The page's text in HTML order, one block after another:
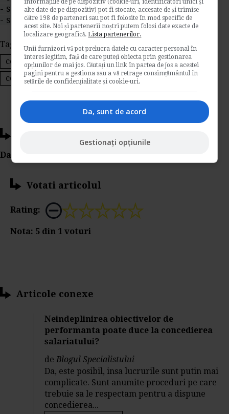
- salariata care alapteaza
- salariata gravida.
Tags: concediere
concediu
contractul individual de munca
preaviz
concediu de maternitate
Da Like, Printeaza sau trimite pe Email!
Votati articolul
Rating:
Nota: 5 din 1 voturi
Articole conexe
Neindeplinirea obiectivelor de
performanta poate duce la concedierea
salariatului?
deBlogul Specialistului
Da, este posibil, insa lucrurile sunt putin mai
complicate. Sunt anumite proceduri pe care
trebuie sa le respectam pentru a dispune
concedierea...
alte date de pe dispozitiv) pot fi stocate, accesate de și trimise
către 198 de parteneri sau pot fi folosite în mod specific de
acest site. Noi și partenerii noștri putem folosi date exacte de
localizare geografică.Lista partenerilor.
Unii furnizori vă pot prelucra datele cu caracter personal în
interes legitim, față de care puteți obiecta prin gestionarea
opțiunilor de mai jos. Căutați un link în partea de jos a acestei
pagini pentru a gestiona sau a vă retrage consimțământul în
setările de confidențialitate și cookie-uri.
Da, sunt de acord
Gestionați opțiunile